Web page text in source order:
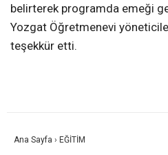
belirterek programda emeği
Yozgat Öğretmenevi
teşekkür etti.
Ana Sayfa › EĞİTİM